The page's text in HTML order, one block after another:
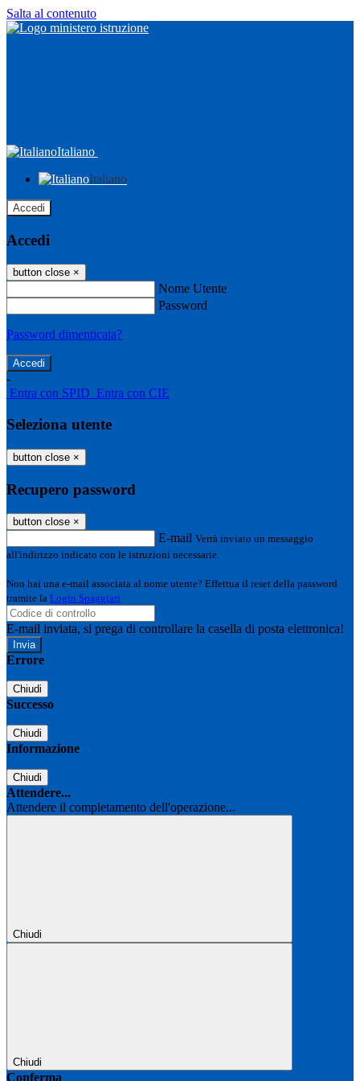
Salta al contenuto
Italiano
Italiano
Accedi
Accedi
button close ×
Nome Utente
Password
Password dimenticata?
-
Entra con SPID Entra con CIE
Seleziona utente
button close ×
Recupero password
button close ×
E-mail Verrà inviato un messaggio
all'indirizzo indicato con le istruzioni necessarie.
Non hai una e-mail associata al nome utente? Effettua il reset della password
tramite la Login Spaggiari
E-mail inviata, si prega di controllare la casella di posta elettronica!
Errore
Chiudi
Successo
Chiudi
Informazione
Chiudi
Attendere...
Attendere il completamento dell'operazione...
Chiudi
Chiudi
Conferma